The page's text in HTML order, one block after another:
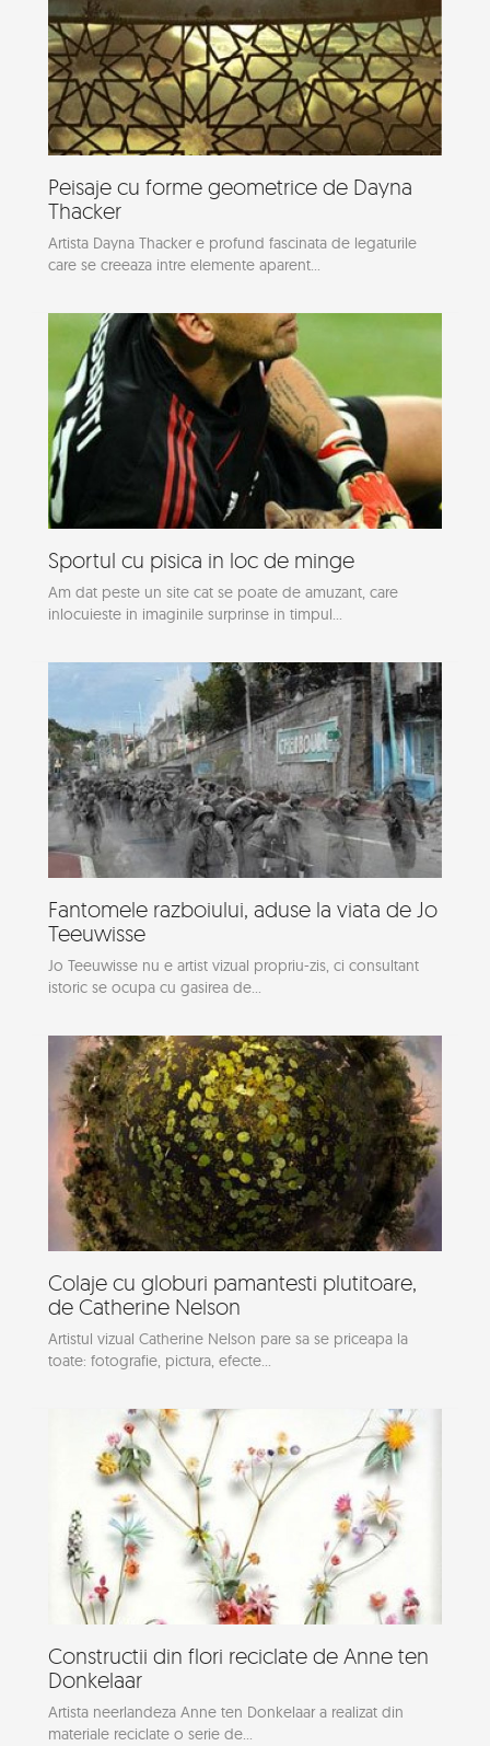
Peisaje cu forme geometrice de Dayna
Thacker
Artista Dayna Thacker e profund fascinata de legaturile
care se creeaza intre elemente aparent...
Sportul cu pisica in loc de minge
Am dat peste un site cat se poate de amuzant, care
inlocuieste in imaginile surprinse in timpul...
Fantomele razboiului, aduse la viata de Jo
Teeuwisse
Jo Teeuwisse nu e artist vizual propriu-zis, ci consultant
istoric se ocupa cu gasirea de...
Colaje cu globuri pamantesti plutitoare,
de Catherine Nelson
Artistul vizual Catherine Nelson pare sa se priceapa la
toate: fotografie, pictura, efecte...
Constructii din flori reciclate de Anne ten
Donkelaar
Artista neerlandeza Anne ten Donkelaar a realizat din
materiale reciclate o serie de...